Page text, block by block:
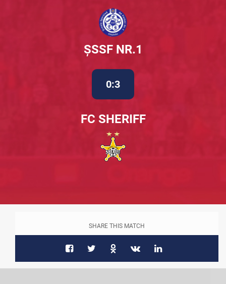
ȘSSF NR.1
0:3
FC SHERIFF
SHARE THIS MATCH